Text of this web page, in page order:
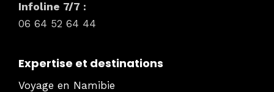
Infoline 7/7 :
06 64 52 64 44
Expertise et destinations
Voyage en Namibie